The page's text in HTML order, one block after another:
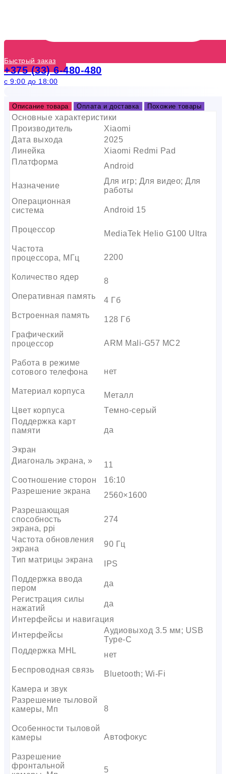
Быстрый заказ
+375 (33) 6-480-480
с 9:00 до 18:00
Описание товара Оплата и доставка Похожие товары
Основные характеристики
Производитель
Xiaomi
Дата выхода
2025
Линейка
Xiaomi Redmi Pad
Платформа
Android
Назначение
Для игр; Для видео; Для
работы
Операционная
система
Android 15
Процессор
MediaTek Helio G100 Ultra
Частота
процессора, МГц
2200
Количество ядер
8
Оперативная память
4 Гб
Встроенная память
128 Гб
Графический
процессор
ARM Mali-G57 MC2
Работа в режиме
сотового телефона
нет
Материал корпуса
Металл
Цвет корпуса
Темно-серый
Поддержка карт
памяти
да
Экран
Диагональ экрана, »
11
Соотношение сторон
16:10
Разрешение экрана
2560×1600
Разрешающая
способность
экрана, ppi
274
Частота обновления
экрана
90 Гц
Тип матрицы экрана
IPS
Поддержка ввода
пером
да
Регистрация силы
нажатий
да
Интерфейсы и навигация
Интерфейсы
Аудиовыход 3.5 мм; USB
Type-C
Поддержка MHL
нет
Беспроводная связь
Bluetooth; Wi-Fi
Камера и звук
Разрешение тыловой
камеры, Мп
8
Особенности тыловой
камеры
Автофокус
Разрешение
фронтальной
5